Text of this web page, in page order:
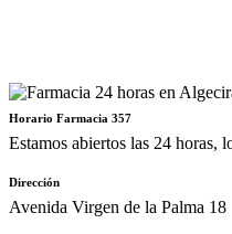
Horario Farmacia 357
Estamos abiertos las 24 horas,
Dirección
Avenida Virgen de la Palma 18